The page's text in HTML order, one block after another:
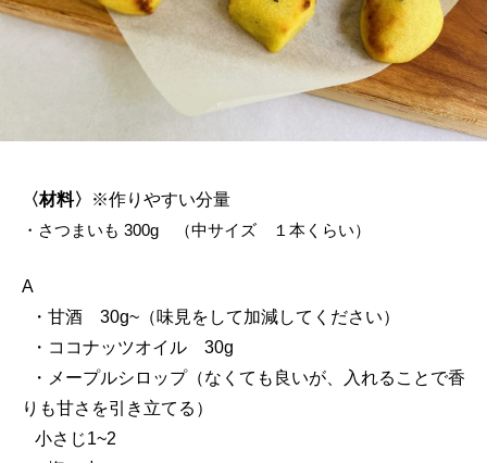
〈材料〉
※作りやすい分量
・さつまいも 300g （中サイズ １本くらい）
A
・甘酒 30g~（味見をして加減してください）
・ココナッツオイル 30g
・メープルシロップ（なくても良いが、入れることで香
りも甘さを引き立てる）
小さじ1~2